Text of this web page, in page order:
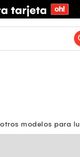
modelos para